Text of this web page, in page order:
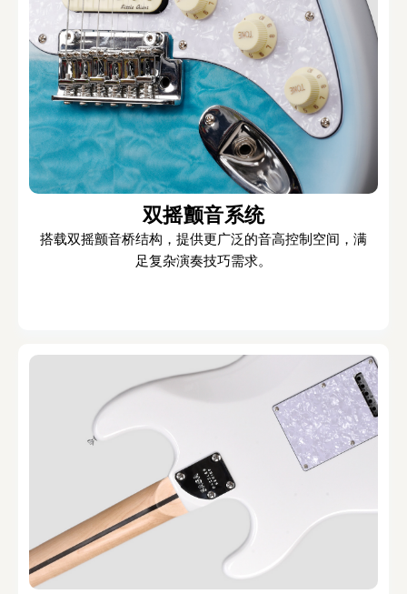
双摇颤音系统
搭载双摇颤音桥结构，提供更广泛的音高控制空间，满
足复杂演奏技巧需求。